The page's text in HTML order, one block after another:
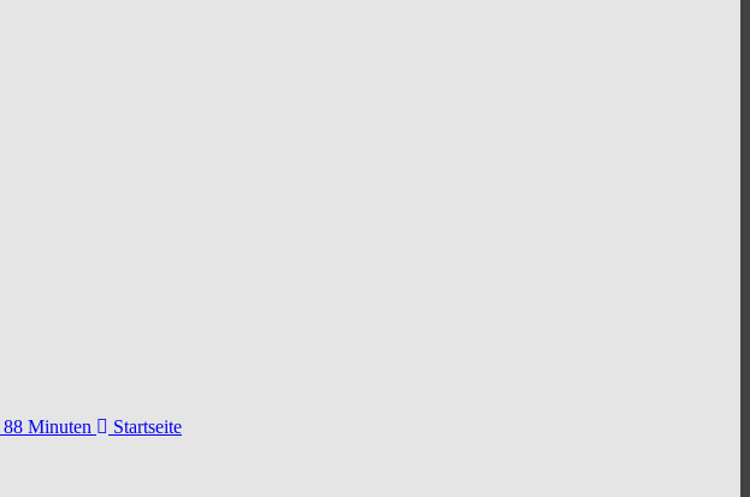
88 Minuten
Startseite